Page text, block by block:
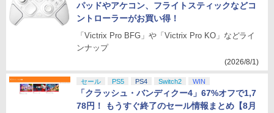
パッドやアケコン、フライトスティックなどコ
ントローラーがお買い得！
「Victrix Pro BFG」や「Victrix Pro KO」などライ
ンナップ
(2026/8/1)
セール PS5 PS4 Switch2 WIN
「クラッシュ・バンディクー4」67%オフで1,7
78円！ もうすぐ終了のセール情報まとめ【8月